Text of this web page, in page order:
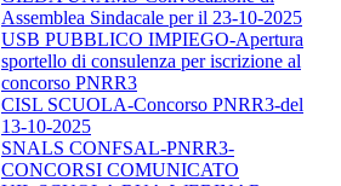
Assemblea Sindacale per il 23-10-2025
USB PUBBLICO IMPIEGO-Apertura
sportello di consulenza per iscrizione al
concorso PNRR3
CISL SCUOLA-Concorso PNRR3-del
13-10-2025
SNALS CONFSAL-PNRR3-
CONCORSI COMUNICATO